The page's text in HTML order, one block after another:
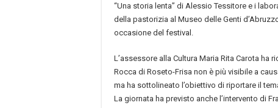
“Una storia lenta” di Alessio Tessitore e i
della pastorizia al Museo delle Genti
occasione del festival.
L’assessore alla Cultura Maria Rita Carota ha
Rocca di Roseto-Frisa non è più visibile a
ma ha sottolineato l’obiettivo di riportare il
La giornata ha previsto anche l’intervento di